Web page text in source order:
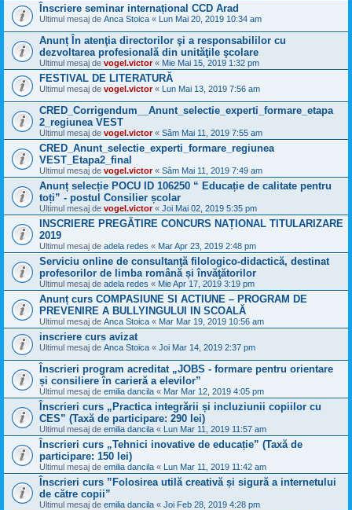
Înscriere seminar internațional CCD Arad
Ultimul mesaj de Anca Stoica « Lun Mai 20, 2019 10:34 am
Anunț În atenţia directorilor şi a responsabililor cu
dezvoltarea profesională din unităţile şcolare
Ultimul mesaj de vogel.victor« Mie Mai 15, 2019 1:32 pm
FESTIVAL DE LITERATURĂ
Ultimul mesaj de vogel.victor« Lun Mai 13, 2019 7:56 am
CRED_Corrigendum__Anunt_selectie_experti_formare_etapa
2_regiunea VEST
Ultimul mesaj de vogel.victor« Sâm Mai 11, 2019 7:55 am
CRED_Anunt_selectie_experti_formare_regiunea
VEST_Etapa2_final
Ultimul mesaj de vogel.victor« Sâm Mai 11, 2019 7:49 am
Anunț selecție POCU ID 106250 “ Educație de calitate pentru
toți” - postul Consilier școlar
Ultimul mesaj de vogel.victor« Joi Mai 02, 2019 5:35 pm
INSCRIERE PREGĂTIRE CONCURS NAȚIONAL TITULARIZARE
2019
Ultimul mesaj de adela redes « Mar Apr 23, 2019 2:48 pm
Serviciu online de consultanţă filologico-didactică, destinat
profesorilor de limba română și învăţătorilor
Ultimul mesaj de adela redes « Mie Apr 17, 2019 3:19 pm
Anunț curs COMPASIUNE SI ACTIUNE – PROGRAM DE
PREVENIRE A BULLYINGULUI IN SCOALĂ
Ultimul mesaj de Anca Stoica « Mar Mar 19, 2019 10:56 am
inscriere curs avizat
Ultimul mesaj de Anca Stoica « Joi Mar 14, 2019 2:37 pm
Înscrieri program acreditat „JOBS - formare pentru orientare
și consiliere în carieră a elevilor”
Ultimul mesaj de emilia dancila « Mar Mar 12, 2019 4:05 pm
Înscrieri curs „Practica integrării și incluziunii copiilor cu
CES” (Taxă de participare: 290 lei)
Ultimul mesaj de emilia dancila « Lun Mar 11, 2019 11:57 am
Înscrieri curs „Tehnici inovative de educație” (Taxă de
participare: 150 lei)
Ultimul mesaj de emilia dancila « Lun Mar 11, 2019 11:42 am
Înscrieri curs ”Folosirea utilă creativă și sigură a internetului
de către copii”
Ultimul mesaj de emilia dancila « Joi Feb 28, 2019 4:28 pm